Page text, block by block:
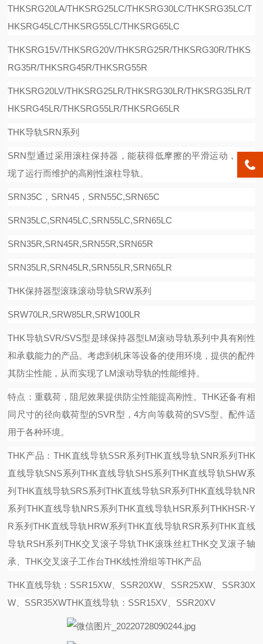
THKSRG20LA/THKSRG25LC/THKSRG30LC/THKSRG35LC/T
HKSRG45LC/THKSRG55LC/THKSRG65LC
THKSRG15V/THKSRG20V/THKSRG25R/THKSRG30R/THKS
RG35R/THKSRG45R/THKSRG55R
THKSRG20LV/THKSRG25LR/THKSRG30LR/THKSRG35LR/T
HKSRG45LR/THKSRG55LR/THKSRG65LR
THK导轨SRN系列
SRN型通过采用滚柱保持器，能获得低摩擦的平滑运动，是实
现了运行而维护的高刚性滚柱导轨。
SRN35C，SRN45，SRN55C,SRN65C
SRN35LC,SRN45LC,SRN55LC,SRN65LC
SRN35R,SRN45R,SRN55R,SRN65R
SRN35LR,SRN45LR,SRN55LR,SRN65LR
THK保持器型滚珠滚动导轨SRW系列
SRW70LR,SRW85LR,SRW100LR
THK导轨SVR/SVS型是球保持器型LM滚动导轨系列中具有刚性
和承载能力的产品。考虑到机床等设备的使用环境，提供的配件
其防尘性能，从而实现了LM滚动导轨的性能维持。
特点：重载荷，阻尼效果提供防尘性能提高刚性。THK还备有相
同尺寸的径向载荷型的SVR型，4方向等载荷的SVS型。配件适
用于各种环境。
THK产品：THK直线导轨SSR系列THK直线导轨SNR系列THK
直线导轨SNS系列THK直线导轨SHS系列THK直线导轨SHW系
列THK直线导轨SRS系列THK直线导轨SR系列THK直线导轨NR
系列THK直线导轨NRS系列THK直线导轨HSR系列THKHSR-Y
R系列THK直线导轨HRW系列THK直线导轨RSR系列THK直线
导轨RSH系列THK交叉滚子导轨THK滚珠丝杠THK交叉滚子轴
承、THK交叉滚子工作台THK线性滑组等THK产品
THK直线导轨：SSR15XW、SSR20XW、SSR25XW、SSR30X
W、SSR35XWTHK直线导轨：SSR15XV、SSR20XV